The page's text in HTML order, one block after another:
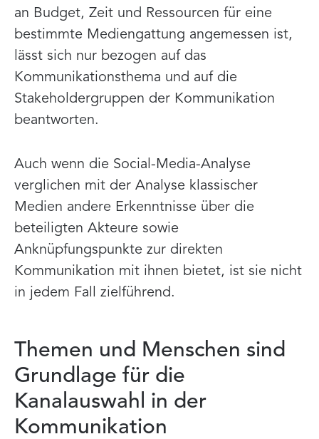
an Budget, Zeit und Ressourcen für eine
bestimmte Mediengattung angemessen ist,
lässt sich nur bezogen auf das
Kommunikationsthema und auf die
Stakeholdergruppen der Kommunikation
beantworten.
Auch wenn die Social-Media-Analyse
verglichen mit der Analyse klassischer
Medien andere Erkenntnisse über die
beteiligten Akteure sowie
Anknüpfungspunkte zur direkten
Kommunikation mit ihnen bietet, ist sie nicht
in jedem Fall zielführend.
Themen und Menschen sind
Grundlage für die
Kanalauswahl in der
Kommunikation